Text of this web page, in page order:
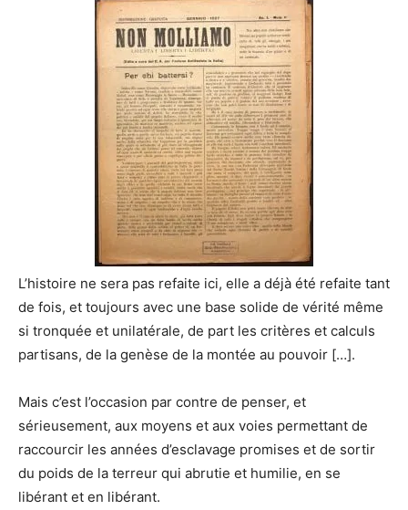
L’histoire ne sera pas refaite ici, elle a déjà été refaite tant
de fois, et toujours avec une base solide de vérité même
si tronquée et unilatérale, de part les critères et calculs
partisans, de la genèse de la montée au pouvoir […].
Mais c’est l’occasion par contre de penser, et
sérieusement, aux moyens et aux voies permettant de
raccourcir les années d’esclavage promises et de sortir
du poids de la terreur qui abrutie et humilie, en se
libérant et en libérant.